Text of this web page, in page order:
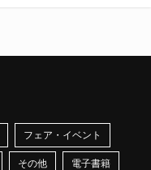
フェア・イベント
その他 電子書籍